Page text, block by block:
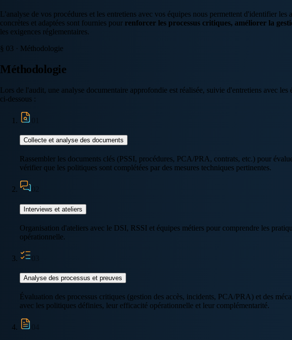
L'analyse de vos procédures et les entretiens avec vos équipes nous permettent d'identifier
concrètes et adaptées sont fournies pour renforcer les processus critiques, améliorer la
les exigences réglementaires.
§ 03 · Méthodologie
Méthodologie
Lors de l'audit, une analyse documentaire approfondie est réalisée, suivie d'entretiens avec
ci-dessous :
Collecte et analyse des documents
Rassembler les documents clés (PSSI, procédures, PCA/PRA, contrats, etc.) pour
vérifier que les politiques sont complétées par des mesures techniques pertinentes.
Interviews et ateliers
Organisation d'ateliers avec le DSI, RSSI et équipes métiers pour comprendre les
opérationnelle.
Analyse des processus et preuves
Évaluation des processus critiques (gestion des accès, incidents, PCA/PRA) et des
avec les politiques définies, leur efficacité opérationnelle et leur complémentarité.